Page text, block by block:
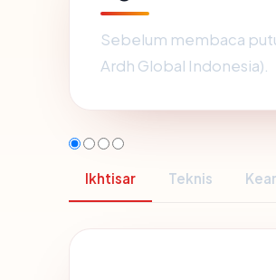
Sebelum membaca
Ardh Global Indonesia).
Ikhtisar Teknis